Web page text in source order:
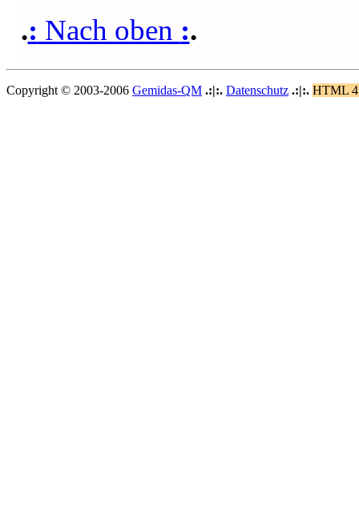
.: Nach oben :.
Copyright © 2003-2006 Gemidas-QM .:|:. Datenschutz .:|:. HTML